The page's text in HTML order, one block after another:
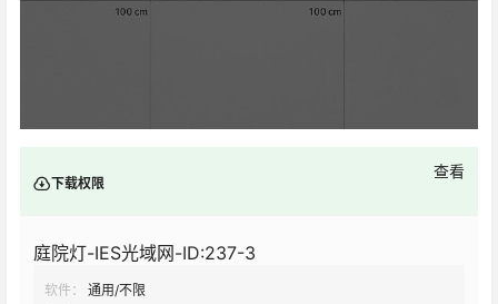
下载权限
查看
庭院灯-IES光域网-ID:237-3
软件：
通用/不限